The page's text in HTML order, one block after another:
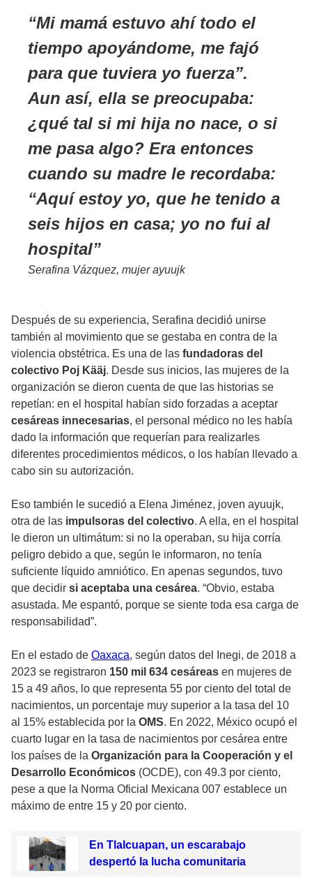
Mi mamá estuvo ahí todo el
tiempo apoyándome, me fajó
para que tuviera yo fuerza”.
Aun así, ella se preocupaba:
¿qué tal si mi hija no nace, o si
me pasa algo? Era entonces
cuando su madre le recordaba:
“Aquí estoy yo, que he tenido a
seis hijos en casa; yo no fui al
hospital
Serafina Vázquez, mujer ayuujk
Después de su experiencia, Serafina decidió unirse
también al movimiento que se gestaba en contra de la
violencia obstétrica. Es una de las fundadoras del
colectivo Poj Kääj. Desde sus inicios, las mujeres de la
organización se dieron cuenta de que las historias se
repetían: en el hospital habían sido forzadas a aceptar
cesáreas innecesarias, el personal médico no les había
dado la información que requerían para realizarles
diferentes procedimientos médicos, o los habían llevado a
cabo sin su autorización.
Eso también le sucedió a Elena Jiménez, joven ayuujk,
otra de las impulsoras del colectivo. A ella, en el hospital
le dieron un ultimátum: si no la operaban, su hija corría
peligro debido a que, según le informaron, no tenía
suficiente líquido amniótico. En apenas segundos, tuvo
que decidir si aceptaba una cesárea. “Obvio, estaba
asustada. Me espantó, porque se siente toda esa carga de
responsabilidad”.
En el estado de Oaxaca, según datos del Inegi, de 2018 a
2023 se registraron 150 mil 634 cesáreas en mujeres de
15 a 49 años, lo que representa 55 por ciento del total de
nacimientos, un porcentaje muy superior a la tasa del 10
al 15% establecida por la OMS. En 2022, México ocupó el
cuarto lugar en la tasa de nacimientos por cesárea entre
los países de la Organización para la Cooperación y el
Desarrollo Económicos (OCDE), con 49.3 por ciento,
pese a que la Norma Oficial Mexicana 007 establece un
máximo de entre 15 y 20 por ciento.
En Tlalcuapan, un escarabajo
despertó la lucha comunitaria